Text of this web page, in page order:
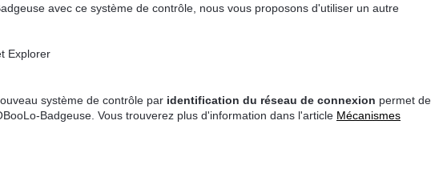
avec ce système de contrôle, nous vous proposons d'utiliser un autre
Explorer
système de contrôle par identification du réseau de connexion permet de
Badgeuse. Vous trouverez plus d'information dans l'article Mécanismes